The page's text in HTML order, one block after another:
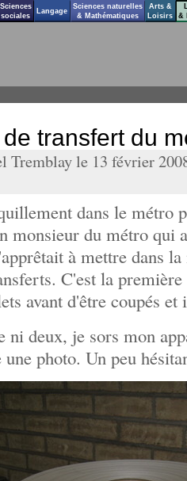
transfert du
Tremblay le 13 février
dans le métro
monsieur du métro qui
à mettre dans
C'est la
avant d'être coupés
ni deux, je sors mon
une photo. Un peu
Sciences
sociales
Langage
Sciences naturelles
& Mathématiques
Arts &
Loisirs
&